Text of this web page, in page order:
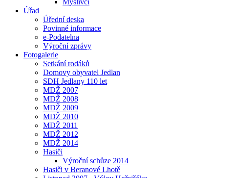
Myslivci
Úřad
Úřední deska
Povinné informace
e-Podatelna
Výroční zprávy
Fotogalerie
Setkání rodáků
Domovy obyvatel Jedlan
SDH Jedlany 110 let
MDŽ 2007
MDŽ 2008
MDŽ 2009
MDŽ 2010
MDŽ 2011
MDŽ 2012
MDŽ 2014
Hasiči
Výroční schůze 2014
Hasiči v Beranové Lhotě